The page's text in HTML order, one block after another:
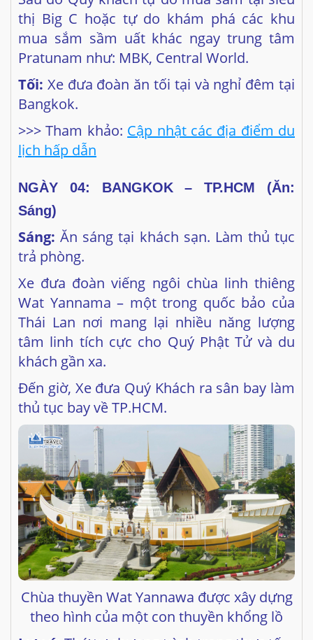
Tối: Xe đưa đoàn ăn tối tại và nghỉ đêm tại
Bangkok.
>>> Tham khảo:Cập nhật các địa điểm du
lịch hấp dẫn
NGÀY
04: BANGKOK – TP.HCM (Ăn:
Sáng)
Sáng:
Ăn sáng tại khách sạn. Làm thủ tục
trả phòng.
Xe đưa đoàn viếng ngôi chùa linh thiêng
Wat Yannama – một trong quốc bảo của
Thái Lan nơi mang lại nhiều năng lượng
tâm linh tích cực cho Quý Phật Tử và du
khách gần xa.
Đến giờ, Xe đưa Quý Khách ra sân bay làm
thủ tục bay về TP.HCM.
Chùa thuyền Wat Yannawa được xây dựng
theo hình của một con thuyền khổng lồ
Lưu ý:Thứ tự chương trình trong thực tế
có thể sẽ bị hoán đổi, tuy nhiên vẫn đảm
bảo đủ điểm tham quan.